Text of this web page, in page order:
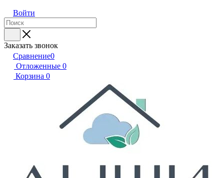
Войти
Заказать звонок
Сравнение0
Отложенные 0
Корзина 0